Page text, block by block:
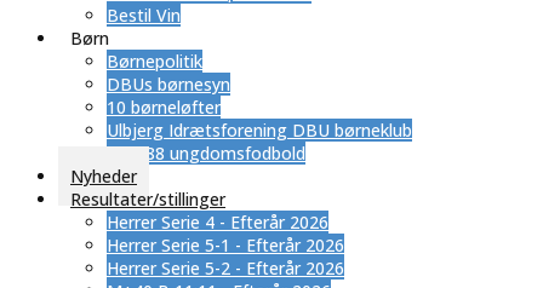
Bestil Vin
Børn
Børnepolitik
DBUs børnesyn
10 børneløfter
Ulbjerg Idrætsforening DBU børneklub
SUB 88 ungdomsfodbold
Nyheder
Resultater/stillinger
Herrer Serie 4 - Efterår 2026
Herrer Serie 5-1 - Efterår 2026
Herrer Serie 5-2 - Efterår 2026